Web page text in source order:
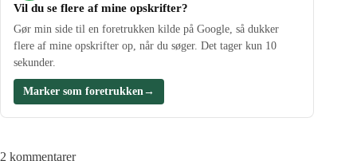
Vil du se flere af mine opskrifter?
Gør min side til en foretrukken kilde på Google, så dukker
flere af mine opskrifter op, når du søger. Det tager kun 10
sekunder.
Marker som foretrukken →
2 kommentarer